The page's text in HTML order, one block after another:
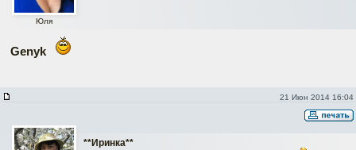
Юля
Genyk
21 Июн 2014 16:04
**Иринка**